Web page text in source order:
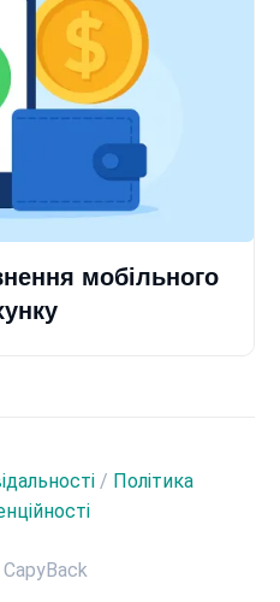
мобільного
/ Політика